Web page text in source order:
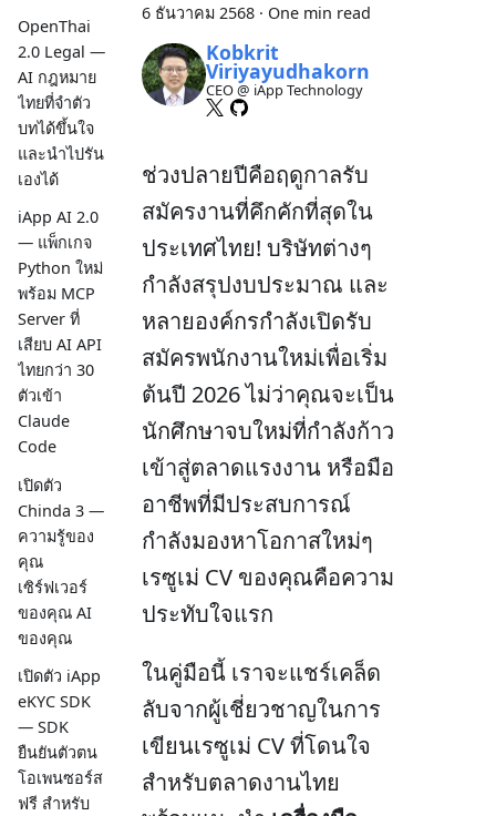
OpenThai
2.0 Legal —
AI กฎหมาย
ไทยที่จำตัว
บทได้ขึ้นใจ
และนำไปรัน
เองได้
iApp AI 2.0
— แพ็กเกจ
Python ใหม่
พร้อม MCP
Server ที่
เสียบ AI API
ไทยกว่า 30
ตัวเข้า
Claude
Code
เปิดตัว
Chinda 3 —
ความรู้ของ
คุณ
เซิร์ฟเวอร์
ของคุณ AI
ของคุณ
เปิดตัว iApp
eKYC SDK
— SDK
ยืนยันตัวตน
โอเพนซอร์ส
ฟรี สำหรับ
6 ธันวาคม 2568 · One min read
Kobkrit
Viriyayudhakorn
CEO @ iApp Technology
ช่วงปลายปีคือฤดูกาลรับ
สมัครงานที่คึกคักที่สุดใน
ประเทศไทย! บริษัทต่างๆ
กำลังสรุปงบประมาณ และ
หลายองค์กรกำลังเปิดรับ
สมัครพนักงานใหม่เพื่อเริ่ม
ต้นปี 2026 ไม่ว่าคุณจะเป็น
นักศึกษาจบใหม่ที่กำลังก้าว
เข้าสู่ตลาดแรงงาน หรือมือ
อาชีพที่มีประสบการณ์
กำลังมองหาโอกาสใหม่ๆ
เรซูเม่ CV ของคุณคือความ
ประทับใจแรก
ในคู่มือนี้ เราจะแชร์เคล็ด
ลับจากผู้เชี่ยวชาญในการ
เขียนเรซูเม่ CV ที่โดนใจ
สำหรับตลาดงานไทย